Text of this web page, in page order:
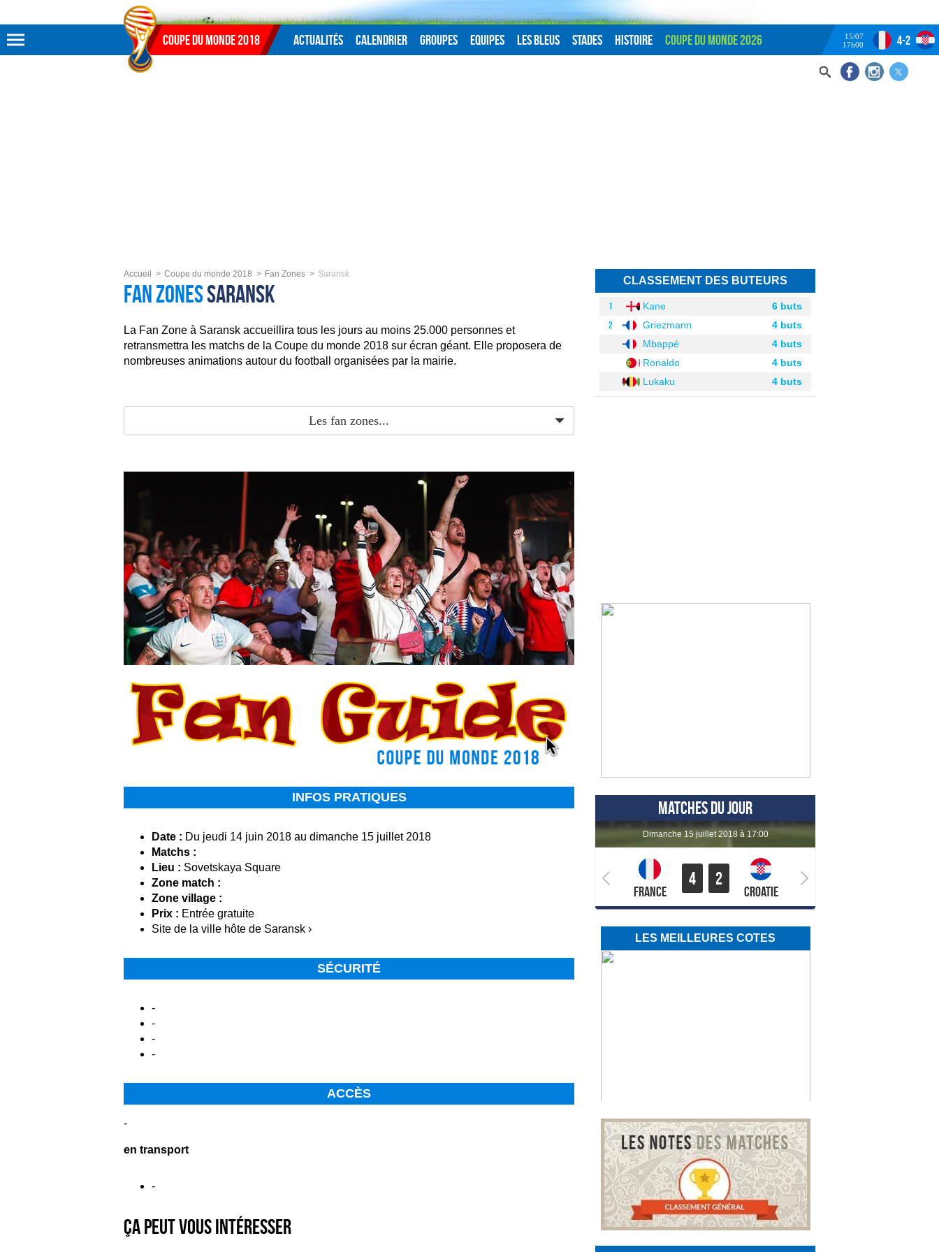
Aller au menu
Coupe du monde 2018 Actualités Calendrier Groupes Equipes Les Bleus Stades Histoire Coupe du monde 2026
15/07
17h00
4-2
Accueil Coupe du monde 2018 Fan Zones Saransk
Fan ZonesSaransk
La Fan Zone à Saransk accueillira tous les jours au moins 25.000 personnes et
retransmettra les matchs de la Coupe du monde 2018 sur écran géant. Elle proposera de
nombreuses animations autour du football organisées par la mairie.
Les fan zones...
INFOS PRATIQUES
Date : Du jeudi 14 juin 2018 au dimanche 15 juillet 2018
Matchs :
Lieu : Sovetskaya Square
Zone match :
Zone village :
Prix : Entrée gratuite
Site de la ville hôte de Saransk ›
SÉCURITÉ
-
-
-
-
ACCÈS
-
en transport
-
Ça peut vous intéresser
CLASSEMENT DES BUTEURS
1 Kane
6 buts
2
Griezmann
4 buts
Mbappé
4 buts
Ronaldo
4 buts
Lukaku
4 buts
MATCHES DU JOUR
dimanche 15 juillet 2018 à 17:00
France
4 2
Croatie
LES MEILLEURES COTES